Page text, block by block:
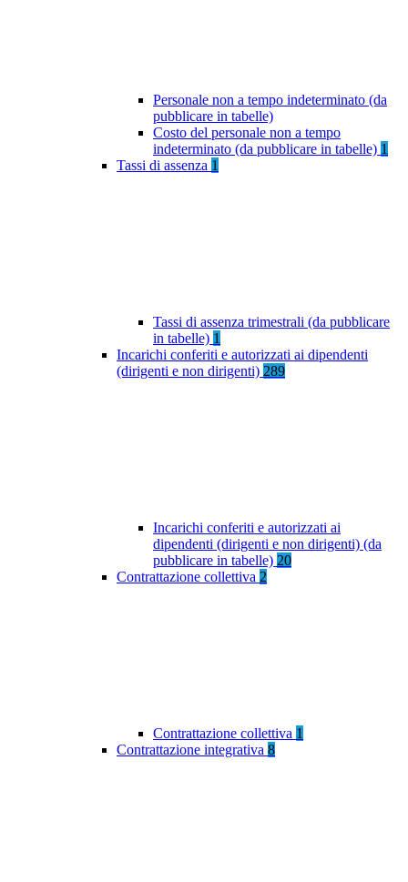
Personale non a tempo indeterminato (da
pubblicare in tabelle)
Costo del personale non a tempo
indeterminato (da pubblicare in tabelle) 1
Tassi di assenza 1
Tassi di assenza trimestrali (da pubblicare
in tabelle) 1
Incarichi conferiti e autorizzati ai dipendenti
(dirigenti e non dirigenti) 289
Incarichi conferiti e autorizzati ai
dipendenti (dirigenti e non dirigenti) (da
pubblicare in tabelle) 20
Contrattazione collettiva 2
Contrattazione collettiva 1
Contrattazione integrativa 8